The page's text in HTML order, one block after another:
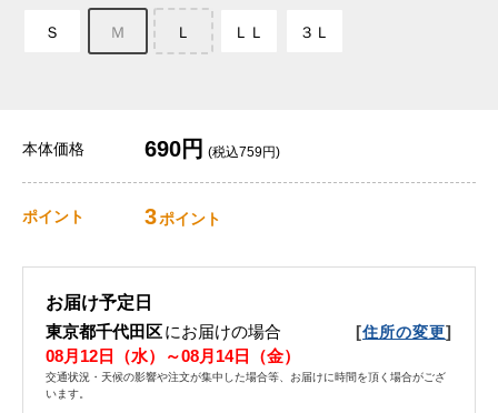
Ｓ Ｍ Ｌ ＬＬ ３Ｌ
本体価格 690円 (税込759円)
ポイント 3ポイント
お届け予定日
東京都千代田区にお届けの場合 [住所の変更]
08月12日（水）～08月14日（金）
交通状況・天候の影響や注文が集中した場合等、お届けに時間を頂く場合がござ
います。